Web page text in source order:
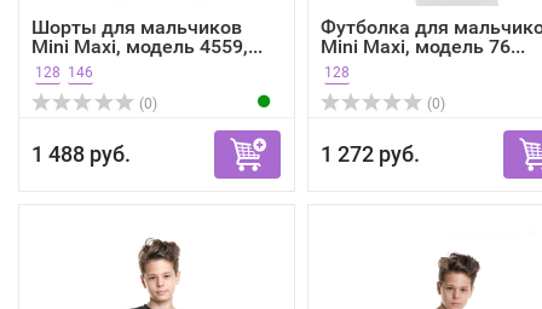
Шорты для мальчиков
Mini Maxi, модель 4559,...
128 146
(0)
1 488 руб.
Футболка для
Mini Maxi, модель 76...
128
(0)
1 272 руб.